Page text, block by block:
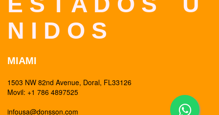
N I D O S
MIAMI
1503 NW 82nd Avenue, Doral, FL33126
Movil: +1 786 4897525
infousa@donsson.com